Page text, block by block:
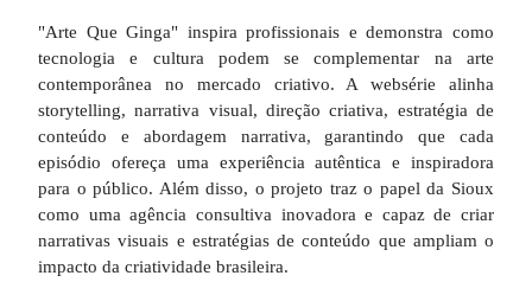
"Arte Que Ginga" inspira profissionais e demonstra como
tecnologia e cultura podem se complementar na arte
contemporânea no mercado criativo. A websérie alinha
storytelling, narrativa visual, direção criativa, estratégia de
conteúdo e abordagem narrativa, garantindo que cada
episódio ofereça uma experiência autêntica e inspiradora
para o público. Além disso, o projeto traz o papel da Sioux
como uma agência consultiva inovadora e capaz de criar
narrativas visuais e estratégias de conteúdo que ampliam o
impacto da criatividade brasileira.